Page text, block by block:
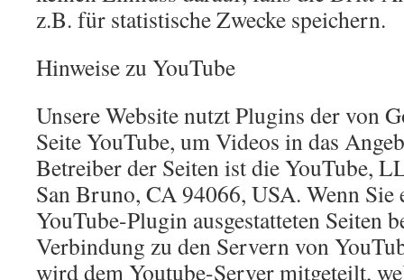
z.B. für statistische Zwecke speichern.
Hinweise zu YouTube
Unsere Website nutzt Plugins der von
Seite YouTube, um Videos in das
Betreiber der Seiten ist die YouTube,
San Bruno, CA 94066, USA. Wenn Sie
YouTube-Plugin ausgestatteten Seiten
Verbindung zu den Servern von
wird dem Youtube-Server mitgeteilt,